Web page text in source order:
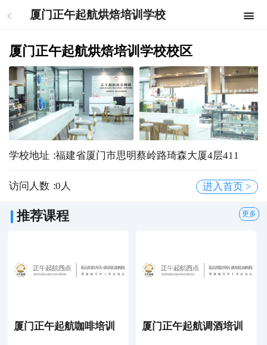
厦门正午起航烘焙培训学校
厦门正午起航烘焙培训学校校区
学校地址：福建省厦门市思明蔡岭路琦森大厦4层411
访问人数：
0 人 进入首页 >
推荐课程 更多
厦门正午起航咖啡培训 厦门正午起航调酒培训